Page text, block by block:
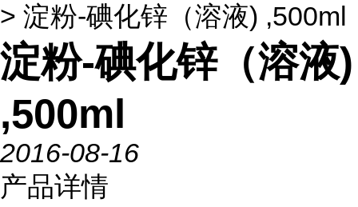
> 淀粉-碘化锌（溶液) ,500ml
淀粉-碘化锌（溶液)
,500ml
2016-08-16
产品详情